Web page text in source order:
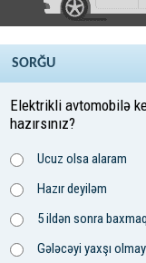
SORĞU
Elektrikli avtomobilə
hazırsınız?
Ucuz olsa alaram
Hazır deyiləm
5 ildən sonra
Gələcəyi yaxşı